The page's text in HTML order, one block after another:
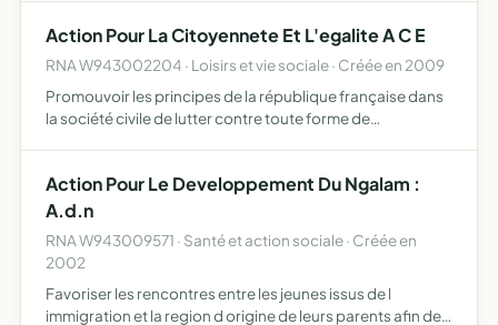
Action Pour La Citoyennete Et L'egalite A C E
RNA W943002204 · Loisirs et vie sociale · Créée en 2009
Promouvoir les principes de la république française dans
la société civile de lutter contre toute forme de
Action Pour Le Developpement Du Ngalam :
A.d.n
RNA W943009571 · Santé et action sociale · Créée en
2002
Favoriser les rencontres entre les jeunes issus de l
immigration et la region d origine de leurs parents afin de